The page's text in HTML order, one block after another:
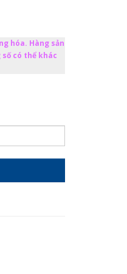
hóa. Hàng sản
có thể khác